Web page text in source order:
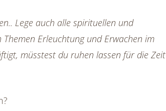
Lege auch alle spirituellen und
Erleuchtung und Erwachen im
müsstest du ruhen lassen für die Zeit